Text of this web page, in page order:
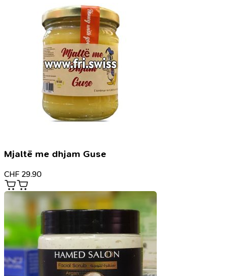
Mjaltë me dhjam Guse
CHF 29.90